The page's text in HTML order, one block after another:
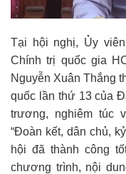
Tại hội nghị, Ủy
Chính trị quốc gia
Nguyễn Xuân Thắng
quốc lần thứ 13 của
trương, nghiêm túc
“Đoàn kết, dân chủ,
hội đã thành công
chương trình, nội